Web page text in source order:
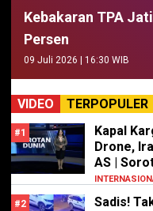
Kebakaran TPA
Persen
09 Juli 2026 | 16:30 WIB
VIDEO TERPOPULER
#1
Kapal
Drone,
AS |
#2
Sadis!